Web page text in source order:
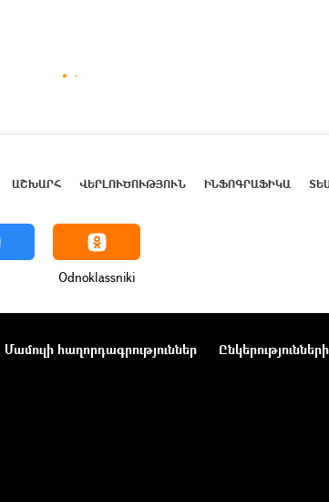
ԱՇԽԱՐՀ ՎԵՐԼՈՒԾՈՒԹՅՈՒՆ ԻՆՖՈԳՐԱՖԻԿԱ
Odnoklassniki
Մամուլի հաղորդագրություններ